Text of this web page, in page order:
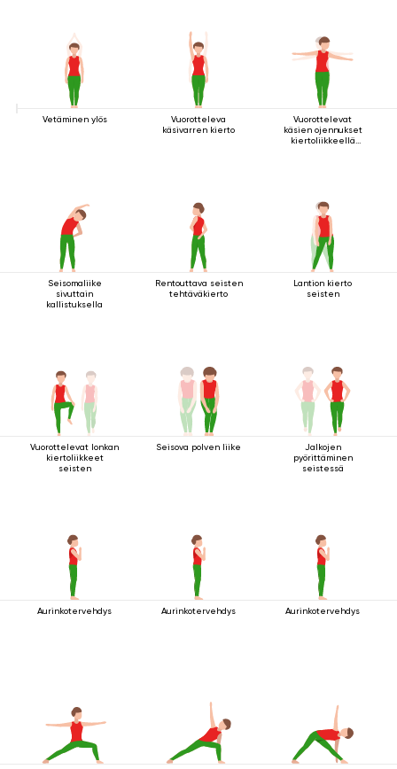
Vetäminen ylös
Vuorotteleva
käsivarren kierto
Vuorottelevat
käsien ojennukset
kiertoliikkeellä
Seisomaliike
sivuttain
kallistuksella
Rentouttava seisten
tehtäväkierto
Lantion kierto
seisten
Vuorottelevat lonkan
kiertoliikkeet
seisten
Seisova polven liike
Jalkojen
pyörittäminen
seistessä
Aurinkotervehdys Aurinkotervehdys Aurinkotervehdys